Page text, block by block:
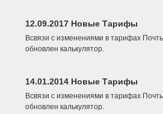
12.09.2017 Новые Тарифы
Всвязи с изменениями в тарифах
обновлен калькулятор.
14.01.2014 Новые Тарифы
Всвязи с изменениями в тарифах
обновлен калькулятор.